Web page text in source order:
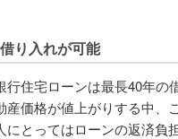
り入れが可能
行住宅ローンは最長40年の
産価格が値上がりする中、
にとってはローンの返済負